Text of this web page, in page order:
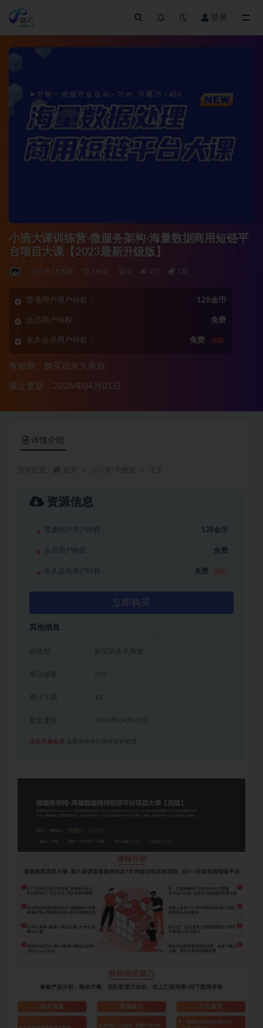
登录
小滴大课训练营-微服务架构-海量数据商用短链平
台项目大课【2023最新升级版】
云计算/大数据 2 年前 0 275 128
普通用户用户特权： 128金币
会员用户特权： 免费
永久会员用户特权： 免费 推荐
有效期：购买后永久有效
最近更新：2026年04月01日
详情介绍
资源信息
普通用户用户特权： 128金币
会员用户特权： 免费
永久会员用户特权： 免费
立即购买
其他信息
有效期 购买后永久有效
累计销量 592
累计下载 12
2026年04月01日
点击开通会员 免费享有本站所有课程资源